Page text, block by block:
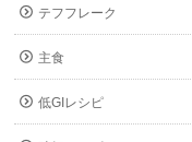
テフフレーク
主食
低GIレシピ